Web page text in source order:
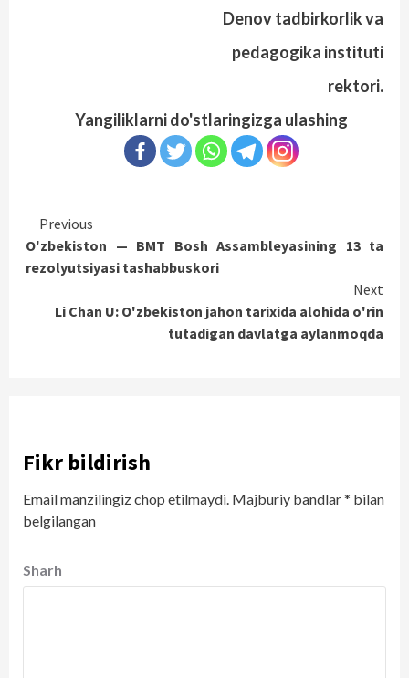
Denov tadbirkorlik va
pedagogika instituti
rektori.
Yangiliklarni do'stlaringizga ulashing
Continue
Reading
Previous
O'zbekiston — BMT Bosh Assambleyasining 13 ta
rezolyutsiyasi tashabbuskori
Next
Li Chan U: O'zbekiston jahon tarixida alohida o'rin
tutadigan davlatga aylanmoqda
Fikr bildirish
Email manzilingiz chop etilmaydi. Majburiy bandlar* bilan
belgilangan
Sharh